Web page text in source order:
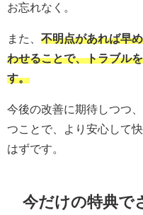
お忘れなく。
また、 不明点があれば早
わせることで、トラブル
す。
今後の改善に期待しつつ
つことで、より安心して
はずです。
今だけの特典で